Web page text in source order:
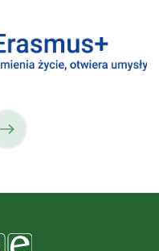
następny